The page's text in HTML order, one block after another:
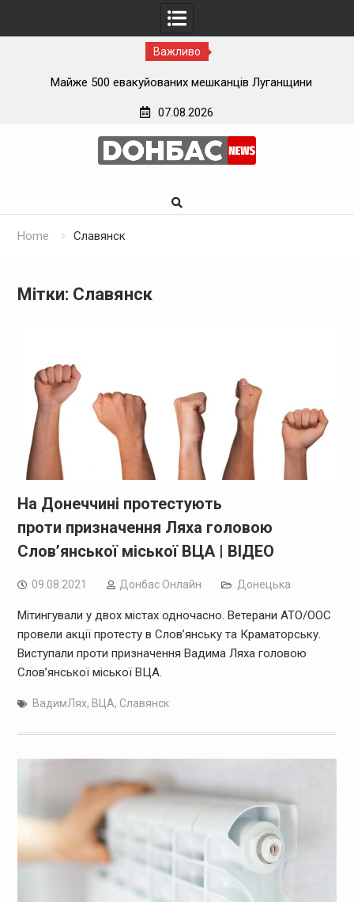
Важливо
Майже 500 евакуйованих мешканців Луганщини
07.08.2026
Home Славянск
Мітки: Славянск
На Донеччині протестують
проти призначення Ляха головою
Слов’янської міської ВЦА | ВІДЕО
09.08.2021 Дoнбас Онлайн Донецька
Мітингували у двох містах одночасно. Ветерани АТО/ООС
провели акції протесту в Слов’янську та Краматорську.
Виступали проти призначення Вадима Ляха головою
Слов’янської міської ВЦА.
ВадимЛях, ВЦА, Славянск